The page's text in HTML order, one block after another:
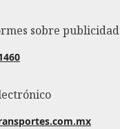
sobre publicidad